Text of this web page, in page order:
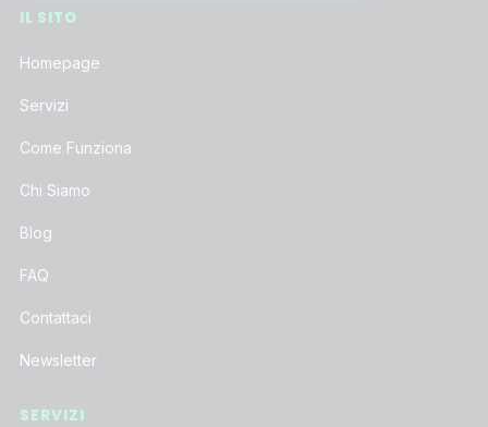
IL SITO
Homepage
Servizi
Come Funziona
Chi Siamo
Blog
FAQ
Contattaci
Newsletter
SERVIZI